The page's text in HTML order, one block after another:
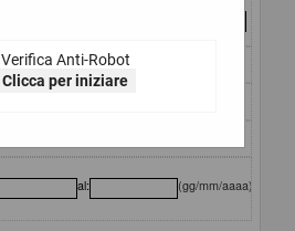
Verifica Anti-Robot
Clicca per iniziare
al: (gg/mm/aaaa)